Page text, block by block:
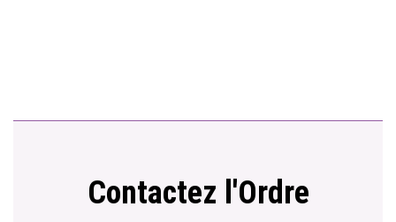
Contactez l'Ordre